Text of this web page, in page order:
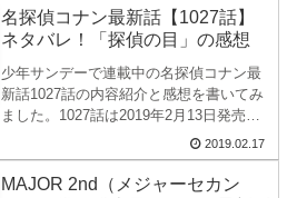
名を調査してみた。名探偵コナン【1032
話】...
名探偵コナン最新話【1027話】
ネタバレ！「探偵の目」の感想
少年サンデーで連載中の名探偵コナン最
新話1027話の内容紹介と感想を書いてみ
ました。1027話は2019年2月13日発売の
11号の掲載されました。名探偵コナンの
連載再開はいつ頃？休載はいつまで？病
名を調査してみた。名探偵コナン【1027
2019.02.17
MAJOR 2nd（メジャーセカン